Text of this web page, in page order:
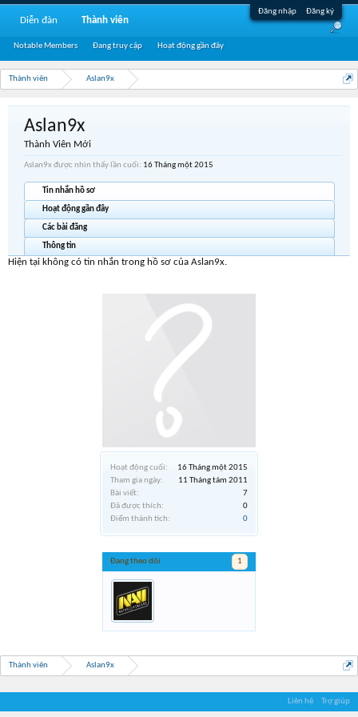
Đăng nhập Đăng ký
Thành viên Aslan9x
Hoạt động cuối:
16 Tháng một 2015
Tham gia ngày:
11 Tháng tám 2011
Bài viết:
7
Đã được thích:
0
Điểm thành tích:
0
Đang theo dõi 1
Aslan9x
Thành Viên Mới
Aslan9x được nhìn thấy lần cuối: 16 Tháng một 2015
Tin nhắn hồ sơ
Hoạt động gần đây
Các bài đăng
Thông tin
Hiện tại không có tin nhắn trong hồ sơ của Aslan9x.
Thành viên Aslan9x
Diễn đàn Thành viên
Notable Members Đang truy cập Hoạt động gần đây
Liên hệ Trợ giúp